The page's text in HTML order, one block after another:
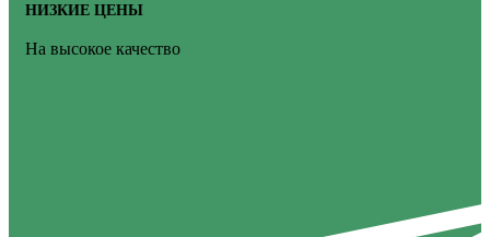
НИЗКИЕ ЦЕНЫ
На высокое качество